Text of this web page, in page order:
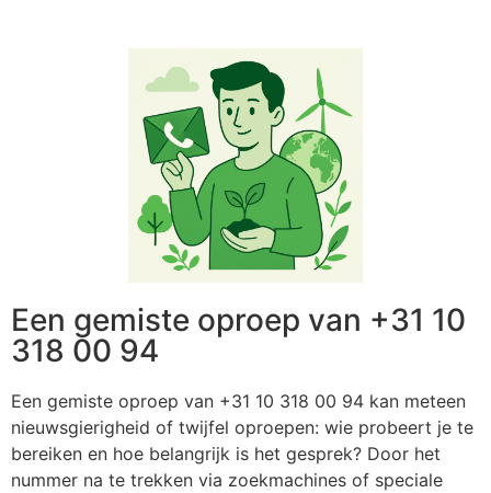
Een gemiste oproep van +31 10
318 00 94
Een gemiste oproep van +31 10 318 00 94 kan meteen
nieuwsgierigheid of twijfel oproepen: wie probeert je te
bereiken en hoe belangrijk is het gesprek? Door het
nummer na te trekken via zoekmachines of speciale